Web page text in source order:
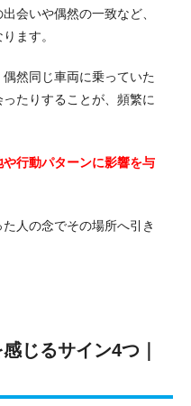
会いや偶然の一致など、
ます。
然同じ車両に乗っていた
たりすることが、頻繁に
行動パターンに影響を与
人の念でその場所へ引き
じるサイン4つ｜